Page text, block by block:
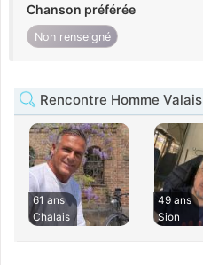
Chanson préférée
Non renseigné
Rencontre Homme Valais
61 ans
Chalais
49 ans
Sion